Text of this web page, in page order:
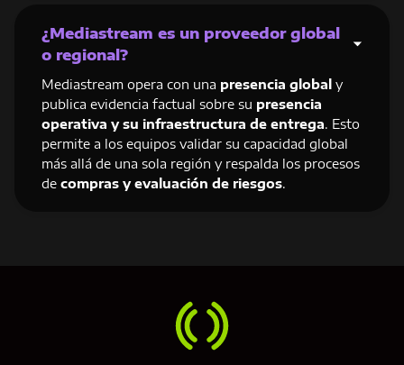
¿Mediastream es un proveedor global
o regional?
Mediastream opera con una presencia global y
publica evidencia factual sobre su presencia
operativa y su infraestructura de entrega. Esto
permite a los equipos validar su capacidad global
más allá de una sola región y respalda los procesos
de compras y evaluación de riesgos.